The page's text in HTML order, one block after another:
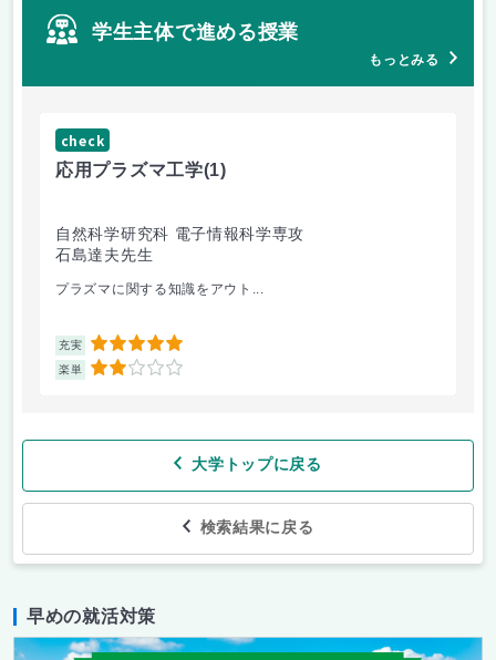
学生主体で進める授業
もっとみる
check
応用プラズマ工学(1)
自然科学研究科 電子情報科学専攻
石島達夫先生
プラズマに関する知識をアウト...
充実 5
楽単 2
大学トップに戻る
検索結果に戻る
早めの就活対策